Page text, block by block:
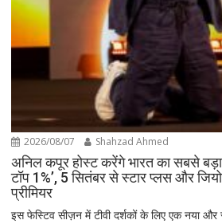
2026/08/07 Shahzad Ahmed
अनिल कपूर होस्ट करेंगे भारत का सबसे बड़ा
टॉप 1%’, 5 सितंबर से स्टार प्लस और
प्रीमियर
इस फेस्टिव सीज़न में टीवी दर्शकों के लिए एक नया